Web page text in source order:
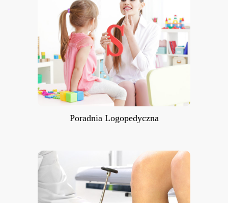
Poradnia Logopedyczna
Poradnia Logopedyczna